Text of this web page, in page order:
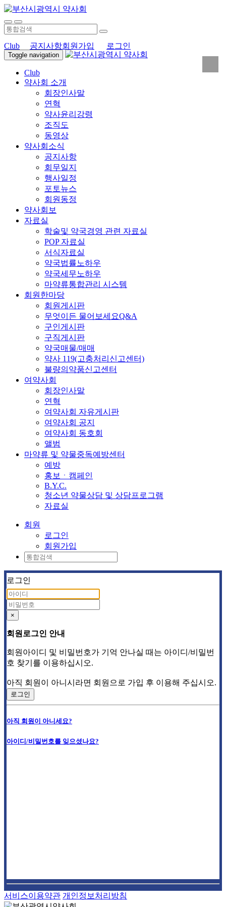
Club 공지사항회원가입 로그인
Toggle navigation
Club
약사회 소개
회장인사말
연혁
약사윤리강령
조직도
동영상
약사회소식
공지사항
회무일지
행사일정
포토뉴스
회원동정
약사회보
자료실
학술및 약국경영 관련 자료실
POP 자료실
서식자료실
약국법률노하우
약국세무노하우
마약류통합관리 시스템
회원한마당
회원게시판
무엇이든 물어보세요Q&A
구인게시판
구직게시판
약국매물/매매
약사 119(고충처리신고센터)
불량의약품신고센터
여약사회
회장인사말
연혁
여약사회 자유게시판
여약사회 공지
여약사회 동호회
앨범
마약류 및 약물중독예방센터
예방
홍보ㆍ캠페인
B.Y.C.
청소년 약물상담 및 상담프로그램
자료실
회원
로그인
회원가입
로그인
×
회원로그인 안내
회원아이디 및 비밀번호가 기억 안나실 때는 아이디/비밀번
호 찾기를 이용하십시오.
아직 회원이 아니시라면 회원으로 가입 후 이용해 주십시오.
로그인
아직 회원이 아니세요?
아이디/비밀번호를 잊으셨나요?
서비스이용약관 개인정보처리방침